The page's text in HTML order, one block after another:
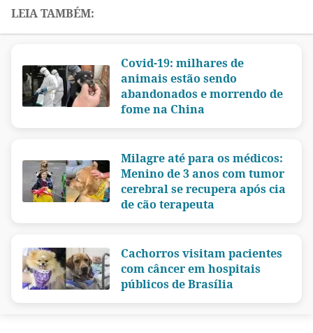
Covid-19: milhares de
animais estão sendo
abandonados e morrendo de
fome na China
Milagre até para os médicos:
Menino de 3 anos com tumor
cerebral se recupera após cia
de cão terapeuta
Cachorros visitam pacientes
com câncer em hospitais
públicos de Brasília